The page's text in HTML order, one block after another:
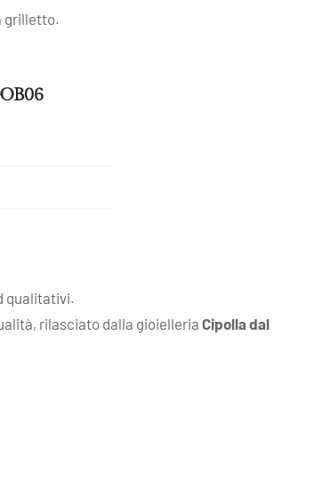
grilletto.
qualitativi.
rilasciato dalla gioielleria Cipolla dal